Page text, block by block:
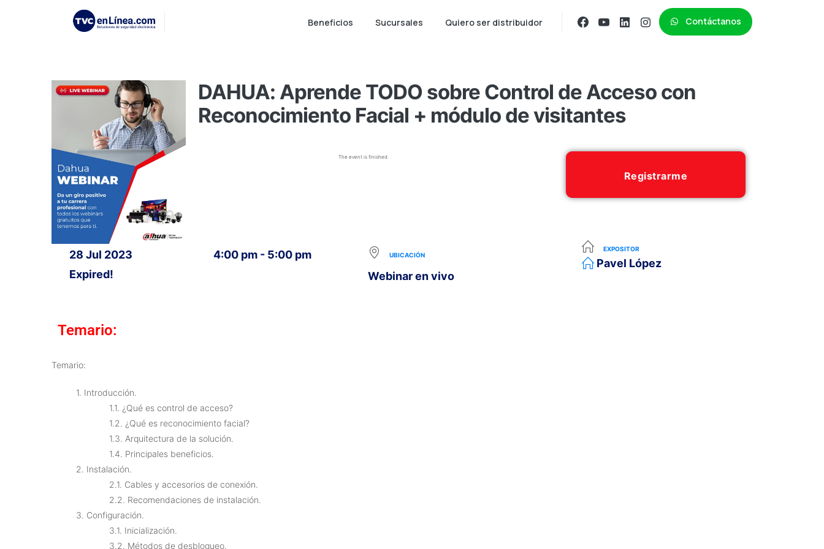
Beneficios Sucursales Quiero ser distribuidor Contáctanos
DAHUA: Aprende TODO sobre Control de Acceso con
Reconocimiento Facial + módulo de visitantes
The event is finished.
Registrarme
28 Jul 2023
Expired!
4:00 pm - 5:00 pm UBICACIÓN
Webinar en vivo
EXPOSITOR
Pavel López
Temario:
Temario:
1. Introducción.
1.1. ¿Qué es control de acceso?
1.2. ¿Qué es reconocimiento facial?
1.3. Arquitectura de la solución.
1.4. Principales beneficios.
2. Instalación.
2.1. Cables y accesorios de conexión.
2.2. Recomendaciones de instalación.
3. Configuración.
3.1. Inicialización.
3.2. Métodos de desbloqueo.